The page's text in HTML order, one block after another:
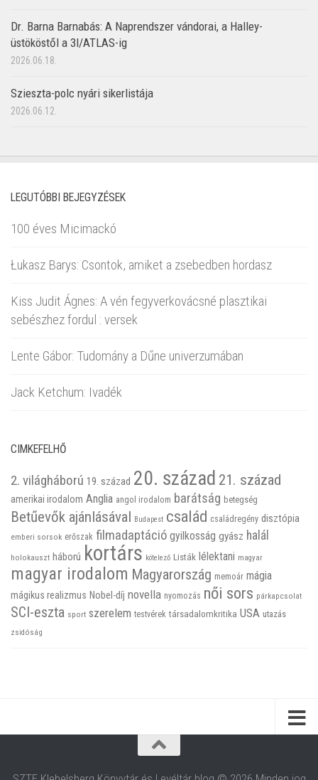
Dr. Barna Barnabás: A Naprendszer vándorai, a Halley-
üstököstől a 3I/ATLAS-ig
2026.06.18.
Szieszta-polc nyári sikerlistája
2026.06.12.
LEGUTÓBBI BEJEGYZÉSEK
100 éves Micimackó
Łukasz Barys: Csontok, amiket a zsebedben hordasz
Kiss Judit Ágnes: A vén fegyverkovácsné plasztikai
sebészhez fordul : versek
Lente Gábor: Tudomány a Dűne univerzumában
Jack Ketchum: Ivadék
CIMKEFELHŐ
2. világháború 19. század 20. század 21. század
amerikai irodalom Anglia angol irodalom barátság betegség
Betűevők ajánlásával Budapest család családregény disztópia
emberi sorsok erőszak filmadaptáció gyilkosság gyász halál
holokauszt háború kortárs kötelező Listák lélektani magyar
magyar irodalom Magyarország memoár mágia
mágikus realizmus Nobel-díj novella nyomozás női sors párkapcsolat
SCI-eszta sport szerelem testvérek társadalomkritika USA utazás
zsidóság